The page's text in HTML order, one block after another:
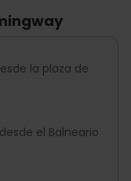
la plaza de
desde el Balneario